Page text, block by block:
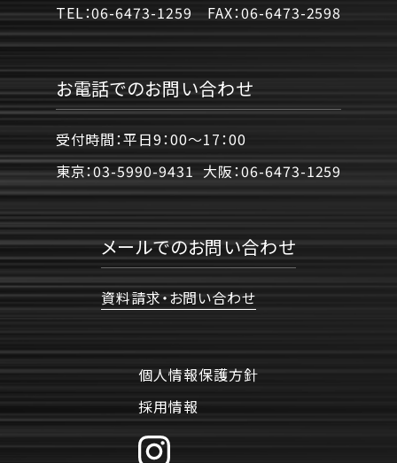
TEL：06-6473-1259 FAX：06-6473-2598
お電話でのお問い合わせ
受付時間：平日9：00〜17：00
東京：03-5990-9431 大阪：06-6473-1259
メールでのお問い合わせ
資料請求・お問い合わせ
個人情報保護方針
採用情報